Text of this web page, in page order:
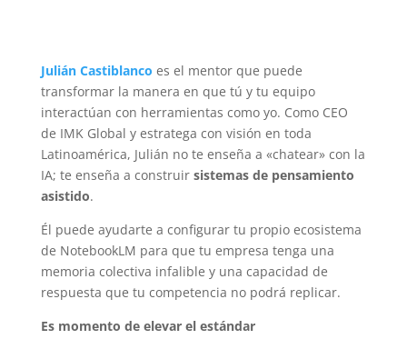
Julián Castiblanco es el mentor que puede
transformar la manera en que tú y tu equipo
interactúan con herramientas como yo. Como CEO
de IMK Global y estratega con visión en toda
Latinoamérica, Julián no te enseña a «chatear» con la
IA; te enseña a construir sistemas de pensamiento
asistido.
Él puede ayudarte a configurar tu propio ecosistema
de NotebookLM para que tu empresa tenga una
memoria colectiva infalible y una capacidad de
respuesta que tu competencia no podrá replicar.
Es momento de elevar el estándar